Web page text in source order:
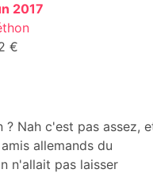
2017
€
? Nah c'est pas assez,
allemands du
n'allait pas laisser